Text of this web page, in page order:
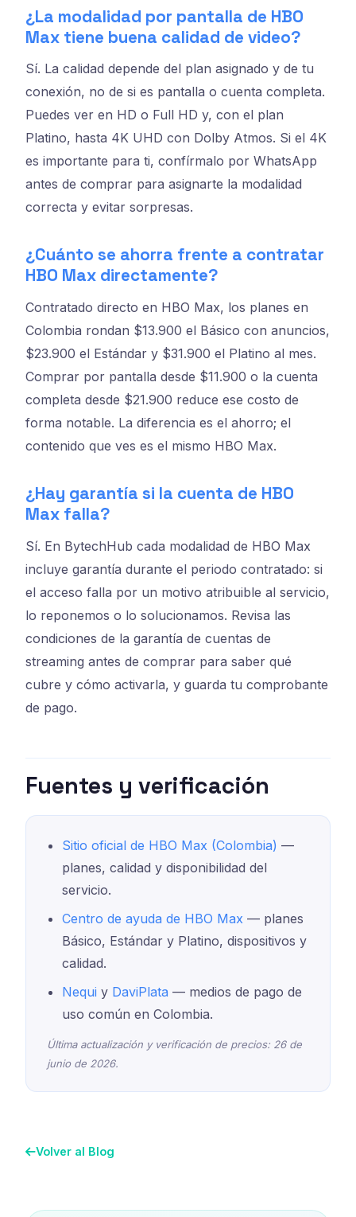
¿La modalidad por pantalla de HBO
Max tiene buena calidad de video?
Sí. La calidad depende del plan asignado y de tu
conexión, no de si es pantalla o cuenta completa.
Puedes ver en HD o Full HD y, con el plan
Platino, hasta 4K UHD con Dolby Atmos. Si el 4K
es importante para ti, confírmalo por WhatsApp
antes de comprar para asignarte la modalidad
correcta y evitar sorpresas.
¿Cuánto se ahorra frente a contratar
HBO Max directamente?
Contratado directo en HBO Max, los planes en
Colombia rondan $13.900 el Básico con anuncios,
$23.900 el Estándar y $31.900 el Platino al mes.
Comprar por pantalla desde $11.900 o la cuenta
completa desde $21.900 reduce ese costo de
forma notable. La diferencia es el ahorro; el
contenido que ves es el mismo HBO Max.
¿Hay garantía si la cuenta de HBO
Max falla?
Sí. En BytechHub cada modalidad de HBO Max
incluye garantía durante el periodo contratado: si
el acceso falla por un motivo atribuible al servicio,
lo reponemos o lo solucionamos. Revisa las
condiciones de la garantía de cuentas de
streaming antes de comprar para saber qué
cubre y cómo activarla, y guarda tu comprobante
de pago.
Fuentes y verificación
Sitio oficial de HBO Max (Colombia) —
planes, calidad y disponibilidad del
servicio.
Centro de ayuda de HBO Max — planes
Básico, Estándar y Platino, dispositivos y
calidad.
Nequi y DaviPlata — medios de pago de
uso común en Colombia.
Última actualización y verificación de precios: 26 de
junio de 2026.
Volver al Blog